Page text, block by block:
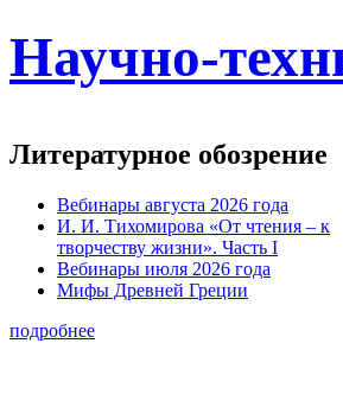
Научно-
Литературное обозрение
Вебинары августа 2026 года
И. И. Тихомирова «От чтения – к
творчеству жизни». Часть I
Вебинары июля 2026 года
Мифы Древней Греции
подробнее